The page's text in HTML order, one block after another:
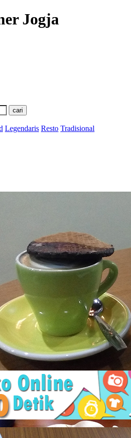
Jogja
Legendaris Resto Tradisional
Mungil nan Cantik yang
kopi di Jogja memang seperti tak ada
membedakan satu ..